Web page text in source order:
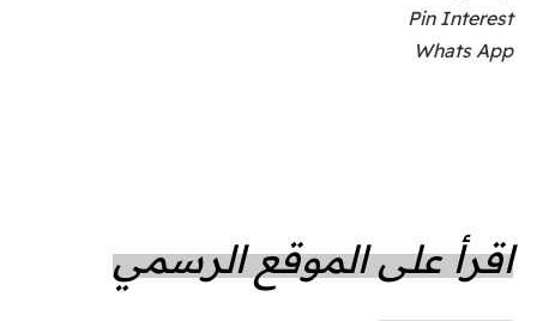
Pin Interest
Whats App
اقرأ على الموقع الرسمي